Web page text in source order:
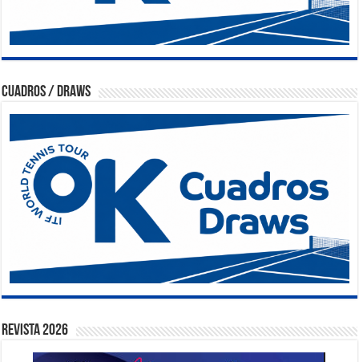
Cuadros / Draws
Revista 2026